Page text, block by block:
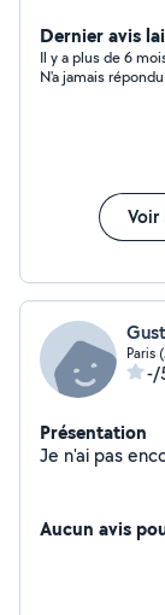
Dernier avis
Il y a plus de 6
N'a jamais répondu
Paris
-/
Présentation
Aucun avis